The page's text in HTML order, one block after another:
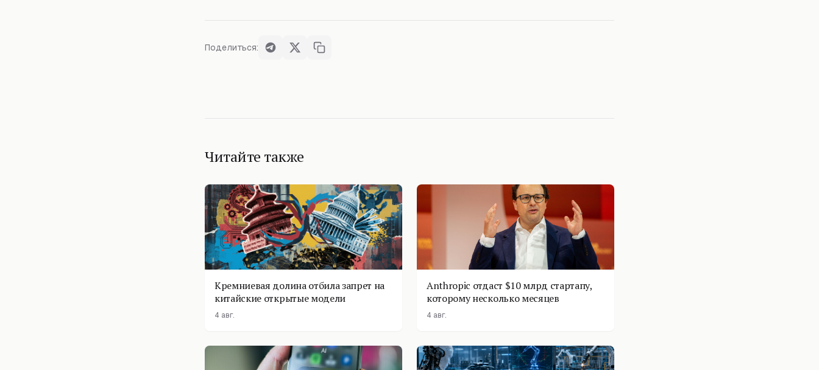
Поделиться:
Читайте также
Кремниевая долина отбила запрет на
китайские открытые модели
4 авг.
Anthropic отдаст $10 млрд стартапу,
которому несколько месяцев
4 авг.